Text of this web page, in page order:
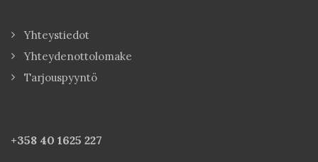
Yhteystiedot
Yhteydenottolomake
Tarjouspyyntö
+358 40 1625 227